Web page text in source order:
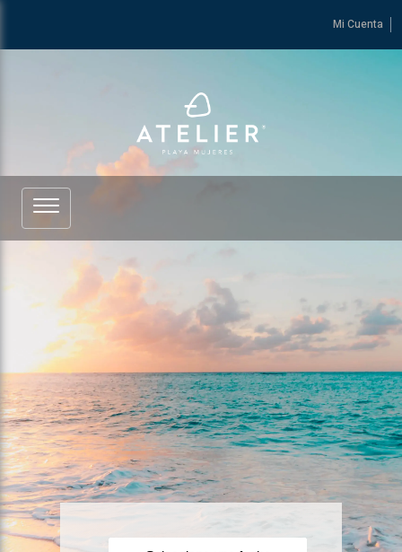
Mi Cuenta
Ver más de ATELIER Playa Mujeres